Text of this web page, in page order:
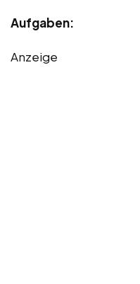
Aufgaben:
Anzeige